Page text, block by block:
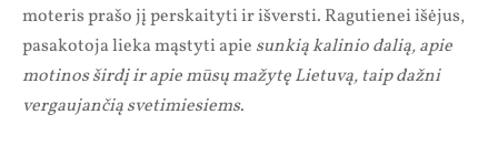
moteris prašo jį perskaityti ir išversti. Ragutienei išėjus,
pasakotoja lieka mąstyti apie sunkią kalinio dalią, apie
motinos širdį ir apie mūsų mažytę Lietuvą, taip dažni
vergaujančią svetimiesiems.